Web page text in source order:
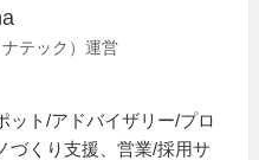
テック）運営
ット/アドバイザリー/プロ
づくり支援、営業/採用サ